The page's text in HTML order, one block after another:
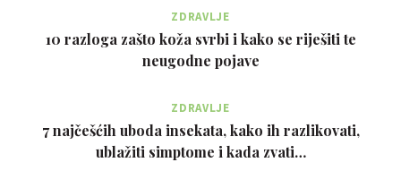
ZDRAVLJE
10 razloga zašto koža svrbi i kako se riješiti te
neugodne pojave
ZDRAVLJE
7 najčešćih uboda insekata, kako ih razlikovati,
ublažiti simptome i kada zvati…